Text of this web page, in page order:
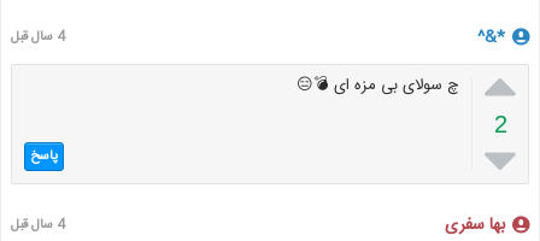
*&^ 4 سال قبل

2

چ سولای بی مزه ای 💣😑
پاسخ
بها سفری 4 سال قبل